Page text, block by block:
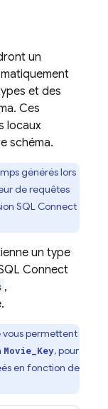
un
et des
Ces
locaux
schéma.
générés lors
de requêtes
SQL Connect
un type
Connect
,
vous permettent
Movie_Key, pour
en fonction de